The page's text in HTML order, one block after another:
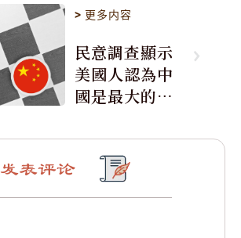
> 更多内容
民意調查顯示
美國人認為中
國是最大的敵
发表评论